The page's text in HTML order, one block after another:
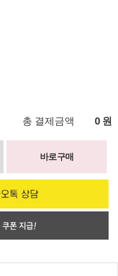
총 결제금액 0 원
바로구매